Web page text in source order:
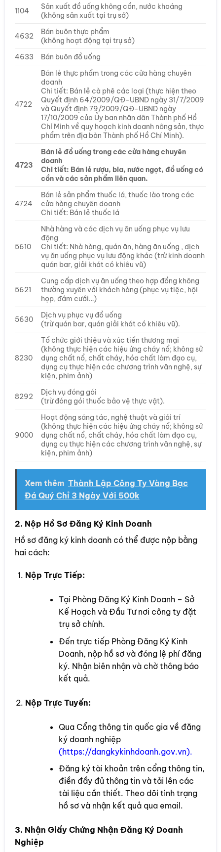
1104
Sản xuất đồ uống không cồn, nước khoáng
(không sản xuất tại trụ sở)
4632
Bán buôn thực phẩm
(không hoạt động tại trụ sở)
4633
Bán buôn đồ uống
4722
Bán lẻ thực phẩm trong các cửa hàng chuyên
doanh
Chi tiết: Bán lẻ cà phê các loại (thực hiện theo
Quyết định 64/2009/QĐ-UBND ngày 31/7/2009
và Quyết định 79/2009/QĐ-UBND ngày
17/10/2009 của Ủy ban nhân dân Thành phố Hồ
Chí Minh về quy hoạch kinh doanh nông sản, thực
phẩm trên địa bàn Thành phố Hồ Chí Minh).
4723
Bán lẻ đồ uống trong các cửa hàng chuyên
doanh
Chi tiết: Bán lẻ rượu, bia, nước ngọt, đồ uống có
cồn và các sản phẩm liên quan.
4724
Bán lẻ sản phẩm thuốc lá, thuốc lào trong các
cửa hàng chuyên doanh
Chi tiết: Bán lẻ thuốc lá
5610
Nhà hàng và các dịch vụ ăn uống phục vụ lưu
động
Chi tiết: Nhà hàng, quán ăn, hàng ăn uống , dịch
vụ ăn uống phục vụ lưu động khác (trừ kinh doanh
quán bar, giải khát có khiêu vũ)
5621
Cung cấp dịch vụ ăn uống theo hợp đồng không
thường xuyên với khách hàng (phục vụ tiệc, hội
họp, đám cưới…)
5630
Dịch vụ phục vụ đồ uống
(trừ quán bar, quán giải khát có khiêu vũ).
8230
Tổ chức giới thiệu và xúc tiến thương mại
(không thực hiện các hiệu ứng cháy nổ; không sử
dụng chất nổ, chất cháy, hóa chất làm đạo cụ,
dụng cụ thực hiện các chương trình văn nghệ, sự
kiện, phim ảnh)
8292
Dịch vụ đóng gói
(trừ đóng gói thuốc bảo vệ thực vật).
9000
Hoạt động sáng tác, nghệ thuật và giải trí
(không thực hiện các hiệu ứng cháy nổ; không sử
dụng chất nổ, chất cháy, hóa chất làm đạo cụ,
dụng cụ thực hiện các chương trình văn nghệ, sự
kiện, phim ảnh)
Xem thêm Thành Lập Công Ty Vàng Bạc
Đá Quý Chỉ 3 Ngày Với 500k
2. Nộp Hồ Sơ Đăng Ký Kinh Doanh
Hồ sơ đăng ký kinh doanh có thể được nộp bằng
hai cách:
Nộp Trực Tiếp:
Tại Phòng Đăng Ký Kinh Doanh – Sở
Kế Hoạch và Đầu Tư nơi công ty đặt
trụ sở chính.
Đến trực tiếp Phòng Đăng Ký Kinh
Doanh, nộp hồ sơ và đóng lệ phí đăng
ký. Nhận biên nhận và chờ thông báo
kết quả.
Nộp Trực Tuyến:
Qua Cổng thông tin quốc gia về đăng
ký doanh nghiệp
(https://dangkykinhdoanh.gov.vn).
Đăng ký tài khoản trên cổng thông tin,
điền đầy đủ thông tin và tải lên các
tài liệu cần thiết. Theo dõi tình trạng
hồ sơ và nhận kết quả qua email.
3. Nhận Giấy Chứng Nhận Đăng Ký Doanh
Nghiệp